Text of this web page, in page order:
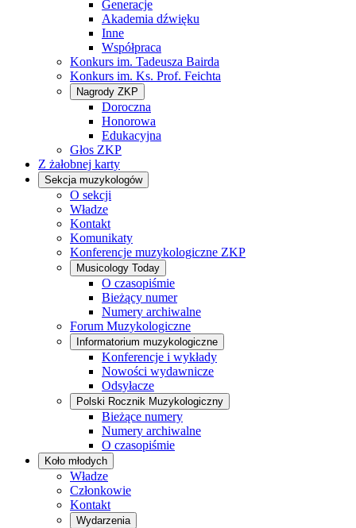
Generacje
Akademia dźwięku
Inne
Współpraca
Konkurs im. Tadeusza Bairda
Konkurs im. Ks. Prof. Feichta
Nagrody ZKP
Doroczna
Honorowa
Edukacyjna
Głos ZKP
Z żałobnej karty
Sekcja muzykologów
O sekcji
Władze
Kontakt
Komunikaty
Konferencje muzykologiczne ZKP
Musicology Today
O czasopiśmie
Bieżący numer
Numery archiwalne
Forum Muzykologiczne
Informatorium muzykologiczne
Konferencje i wykłady
Nowości wydawnicze
Odsyłacze
Polski Rocznik Muzykologiczny
Bieżące numery
Numery archiwalne
O czasopiśmie
Koło młodych
Władze
Członkowie
Kontakt
Wydarzenia